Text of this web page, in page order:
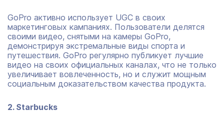
GoPro активно использует UGC в своих
маркетинговых кампаниях. Пользователи делятся
своими видео, снятыми на камеры GoPro,
демонстрируя экстремальные виды спорта и
путешествия. GoPro регулярно публикует лучшие
видео на своих официальных каналах, что не только
увеличивает вовлеченность, но и служит мощным
социальным доказательством качества продукта.
2. Starbucks